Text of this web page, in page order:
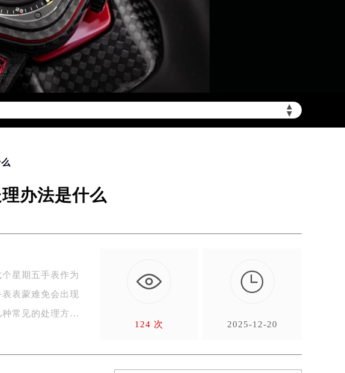
▲
▼
湾全部区域（非大陆需加拨“+86”）
需提前预约）
办法是什么
星期五手表作为
表蒙难免会出现
常见的处理方
124 次

2025-12-20